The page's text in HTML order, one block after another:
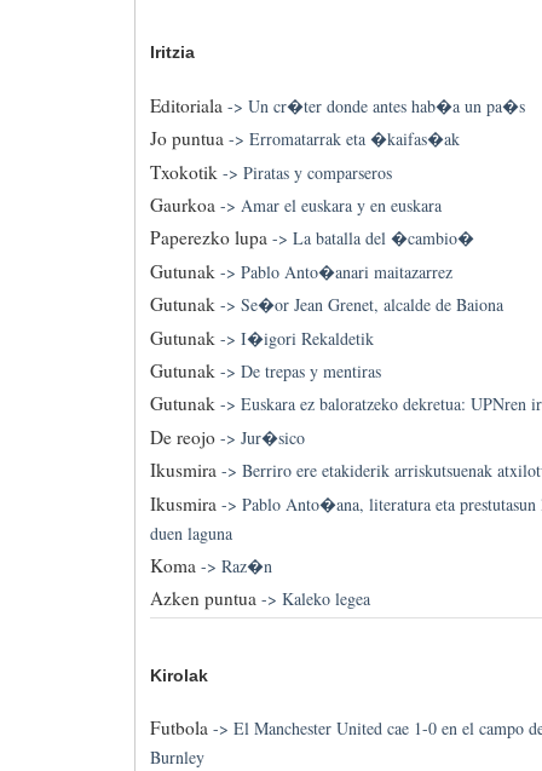
Iritzia
Editoriala-> Un cr�ter donde antes hab�a un pa�s
Jo puntua-> Erromatarrak eta �kaifas�ak
Txokotik -> Piratas y comparseros
Gaurkoa-> Amar el euskara y en euskara
Paperezko lupa-> La batalla del �cambio�
Gutunak -> Pablo Anto�anari maitazarrez
Gutunak-> Se�or Jean Grenet, alcalde de Baiona
Gutunak -> I�igori Rekaldetik
Gutunak-> De trepas y mentiras
Gutunak-> Euskara ez baloratzeko dekretua: UPNren
De reojo-> Jur�sico
Ikusmira-> Berriro ere etakiderik arriskutsuenak
Ikusmira -> Pablo Anto�ana, literatura eta prestutasun
duen laguna
Koma-> Raz�n
Azken puntua-> Kaleko legea
Kirolak
Futbola-> El Manchester United cae 1-0 en el campo
Burnley